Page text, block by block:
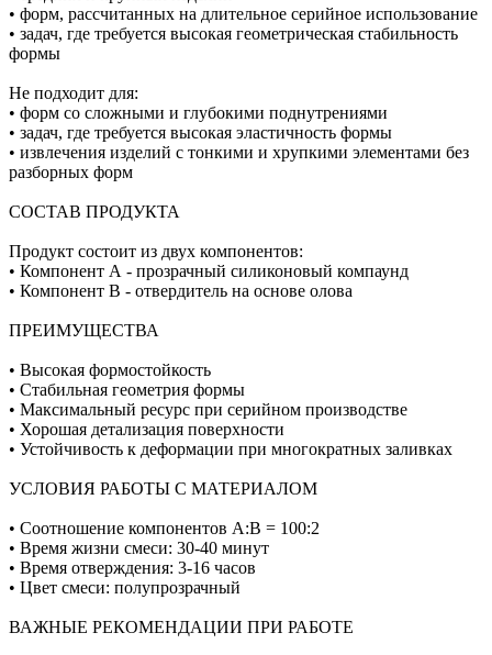
• форм, рассчитанных на длительное серийное использование
• задач, где требуется высокая геометрическая стабильность
формы
Не подходит для:
• форм со сложными и глубокими поднутрениями
• задач, где требуется высокая эластичность формы
• извлечения изделий с тонкими и хрупкими элементами без
разборных форм
СОСТАВ ПРОДУКТА
Продукт состоит из двух компонентов:
• Компонент А - прозрачный силиконовый компаунд
• Компонент В - отвердитель на основе олова
ПРЕИМУЩЕСТВА
• Высокая формостойкость
• Стабильная геометрия формы
• Максимальный ресурс при серийном производстве
• Хорошая детализация поверхности
• Устойчивость к деформации при многократных заливках
УСЛОВИЯ РАБОТЫ С МАТЕРИАЛОМ
• Соотношение компонентов А:В = 100:2
• Время жизни смеси: 30-40 минут
• Время отверждения: 3-16 часов
• Цвет смеси: полупрозрачный
ВАЖНЫЕ РЕКОМЕНДАЦИИ ПРИ РАБОТЕ